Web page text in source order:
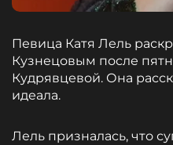
Певица Катя Лель
Кузнецовым после
Кудрявцевой. Она
идеала.
Лель призналась, что